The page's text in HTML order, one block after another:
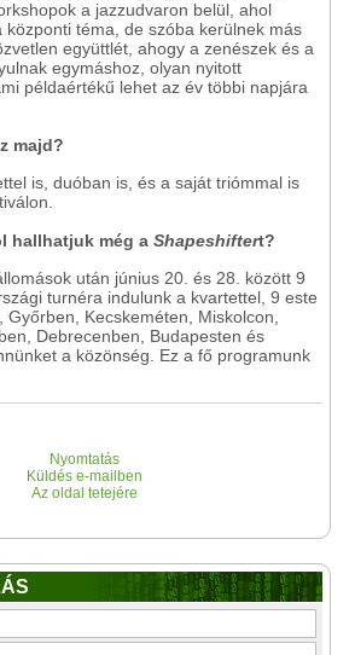
a jazzudvaron belül, ahol
központi téma, de szóba kerülnek más
együttlét, ahogy a zenészek és a
egymáshoz, olyan nyitott
példaértékű lehet az év többi napjára
majd?
is, duóban is, és a saját triómmal is
hallhatjuk még a Shapeshiftert?
után június 20. és 28. között 9
turnéra indulunk a kvartettel, 9 este
Győrben, Kecskeméten, Miskolcon,
Debrecenben, Budapesten és
a közönség. Ez a fő programunk
Nyomtatás
Küldés e-mailben
Az oldal tetejére